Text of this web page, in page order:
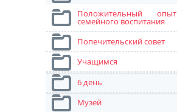
Положительный опыт
семейного воспитания
Попечительский совет
Учащимся
6 день
Музей